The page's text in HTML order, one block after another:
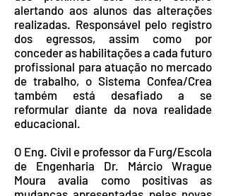
alertando aos alunos das alterações
realizadas. Responsável pelo registro
dos egressos, assim como por
conceder as habilitações a cada futuro
profissional para atuação no mercado
de trabalho, o Sistema Confea/Crea
também está desafiado a se
reformular diante da nova realidade
educacional.
O Eng. Civil e professor da Furg/Escola
de Engenharia Dr. Márcio Wrague
Moura avalia como positivas as